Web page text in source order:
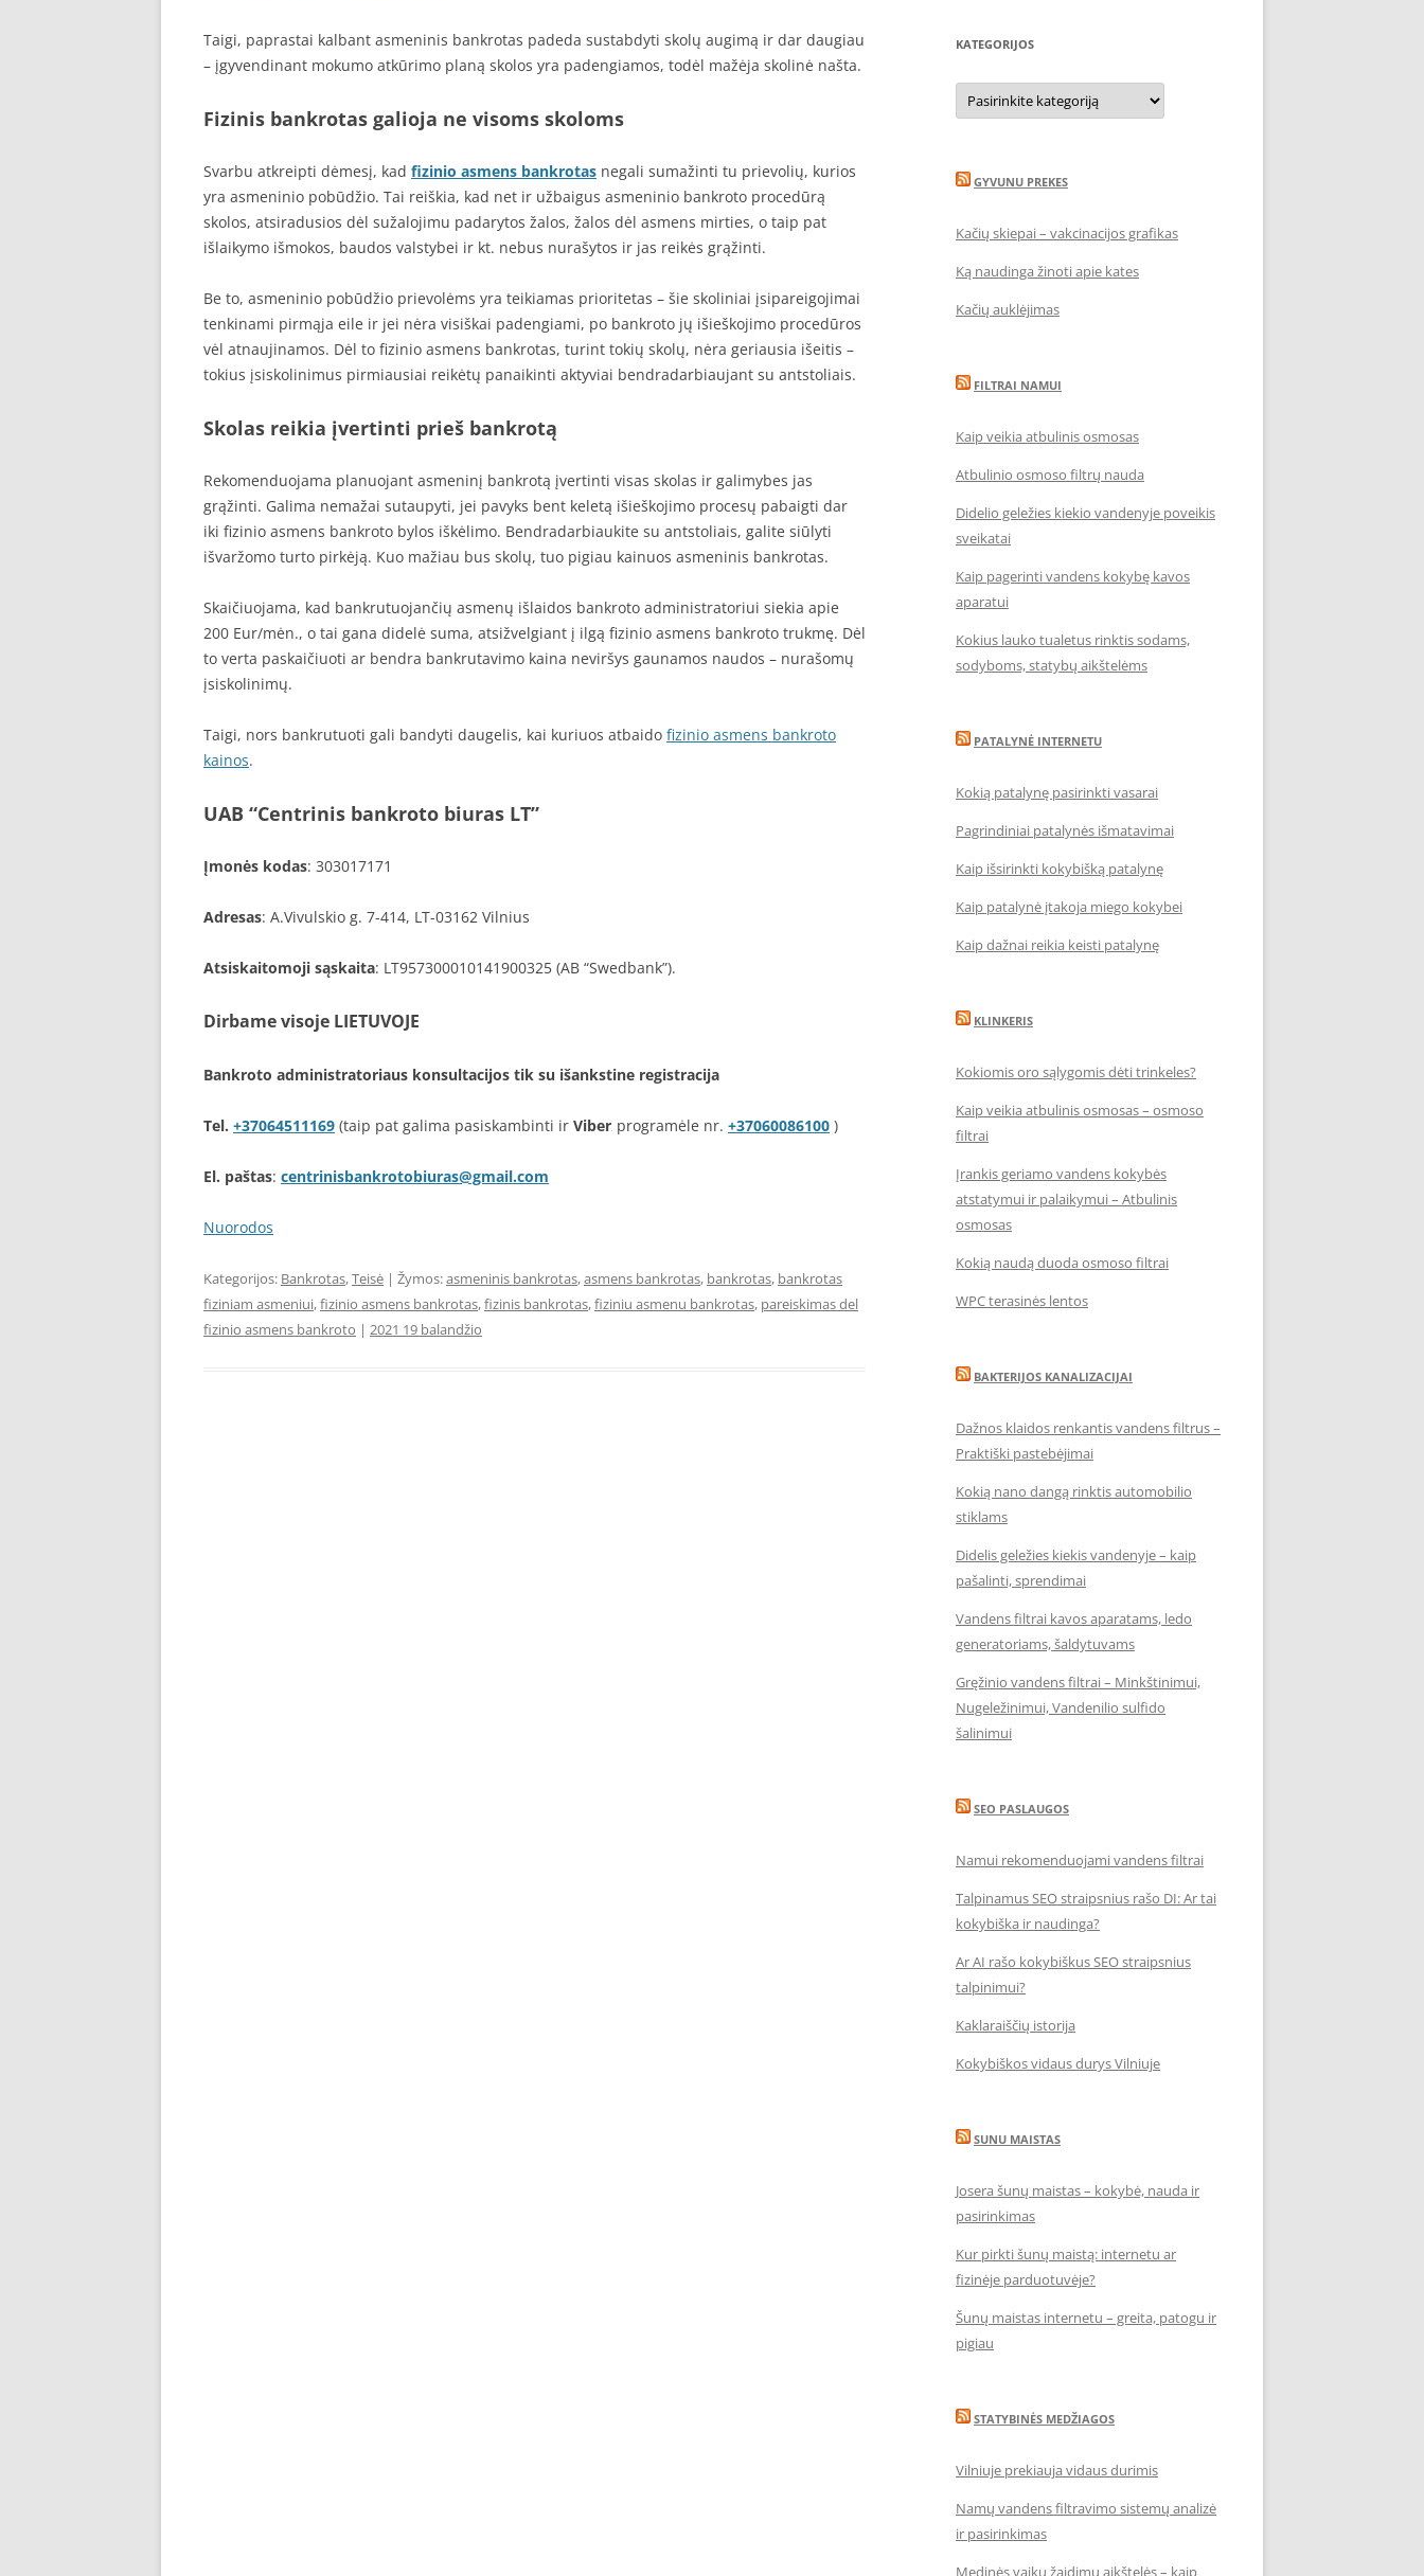
Taigi, paprastai kalbant asmeninis bankrotas padeda sustabdyti skolų augimą ir dar daugiau
– įgyvendinant mokumo atkūrimo planą skolos yra padengiamos, todėl mažėja skolinė našta.
Fizinis bankrotas galioja ne visoms skoloms
Svarbu atkreipti dėmesį, kad fizinio asmens bankrotas negali sumažinti tu prievolių, kurios
yra asmeninio pobūdžio. Tai reiškia, kad net ir užbaigus asmeninio bankroto procedūrą
skolos, atsiradusios dėl sužalojimu padarytos žalos, žalos dėl asmens mirties, o taip pat
išlaikymo išmokos, baudos valstybei ir kt. nebus nurašytos ir jas reikės grąžinti.
Be to, asmeninio pobūdžio prievolėms yra teikiamas prioritetas – šie skoliniai įsipareigojimai
tenkinami pirmąja eile ir jei nėra visiškai padengiami, po bankroto jų išieškojimo procedūros
vėl atnaujinamos. Dėl to fizinio asmens bankrotas, turint tokių skolų, nėra geriausia išeitis –
tokius įsiskolinimus pirmiausiai reikėtų panaikinti aktyviai bendradarbiaujant su antstoliais.
Skolas reikia įvertinti prieš bankrotą
Rekomenduojama planuojant asmeninį bankrotą įvertinti visas skolas ir galimybes jas
grąžinti. Galima nemažai sutaupyti, jei pavyks bent keletą išieškojimo procesų pabaigti dar
iki fizinio asmens bankroto bylos iškėlimo. Bendradarbiaukite su antstoliais, galite siūlyti
išvaržomo turto pirkėją. Kuo mažiau bus skolų, tuo pigiau kainuos asmeninis bankrotas.
Skaičiuojama, kad bankrutuojančių asmenų išlaidos bankroto administratoriui siekia apie
200 Eur/mėn., o tai gana didelė suma, atsižvelgiant į ilgą fizinio asmens bankroto trukmę. Dėl
to verta paskaičiuoti ar bendra bankrutavimo kaina neviršys gaunamos naudos – nurašomų
įsiskolinimų.
Taigi, nors bankrutuoti gali bandyti daugelis, kai kuriuos atbaido fizinio asmens bankroto
kainos.
UAB “Centrinis bankroto biuras LT”
Įmonės kodas: 303017171
Adresas: A.Vivulskio g. 7-414, LT-03162 Vilnius
Atsiskaitomoji sąskaita: LT957300010141900325 (AB “Swedbank”).
Dirbame visoje LIETUVOJE
Bankroto administratoriaus konsultacijos tik su išankstine registracija
Tel. +37064511169 (taip pat galima pasiskambinti ir Viber programėle nr. +37060086100 )
El. paštas: centrinisbankrotobiuras@gmail.com
Nuorodos
Kategorijos: Bankrotas,Teisė | Žymos:asmeninis bankrotas,asmens bankrotas, bankrotas, bankrotas
fiziniam asmeniui,fizinio asmens bankrotas,fizinis bankrotas,fiziniu asmenu bankrotas, pareiskimas del
fizinio asmens bankroto | 2021 19 balandžio
KATEGORIJOS
Kategorijos
GYVUNU PREKES
Kačių skiepai – vakcinacijos grafikas
Ką naudinga žinoti apie kates
Kačių auklėjimas
FILTRAI NAMUI
Kaip veikia atbulinis osmosas
Atbulinio osmoso filtrų nauda
Didelio geležies kiekio vandenyje poveikis
sveikatai
Kaip pagerinti vandens kokybę kavos
aparatui
Kokius lauko tualetus rinktis sodams,
sodyboms, statybų aikštelėms
PATALYNĖ INTERNETU
Kokią patalynę pasirinkti vasarai
Pagrindiniai patalynės išmatavimai
Kaip išsirinkti kokybišką patalynę
Kaip patalynė įtakoja miego kokybei
Kaip dažnai reikia keisti patalynę
KLINKERIS
Kokiomis oro sąlygomis dėti trinkeles?
Kaip veikia atbulinis osmosas – osmoso
filtrai
Įrankis geriamo vandens kokybės
atstatymui ir palaikymui – Atbulinis
osmosas
Kokią naudą duoda osmoso filtrai
WPC terasinės lentos
BAKTERIJOS KANALIZACIJAI
Dažnos klaidos renkantis vandens filtrus –
Praktiški pastebėjimai
Kokią nano dangą rinktis automobilio
stiklams
Didelis geležies kiekis vandenyje – kaip
pašalinti, sprendimai
Vandens filtrai kavos aparatams, ledo
generatoriams, šaldytuvams
Gręžinio vandens filtrai – Minkštinimui,
Nugeležinimui, Vandenilio sulfido
šalinimui
SEO PASLAUGOS
Namui rekomenduojami vandens filtrai
Talpinamus SEO straipsnius rašo DI: Ar tai
kokybiška ir naudinga?
Ar AI rašo kokybiškus SEO straipsnius
talpinimui?
Kaklaraiščių istorija
Kokybiškos vidaus durys Vilniuje
SUNU MAISTAS
Josera šunų maistas – kokybė, nauda ir
pasirinkimas
Kur pirkti šunų maistą: internetu ar
fizinėje parduotuvėje?
Šunų maistas internetu – greita, patogu ir
pigiau
STATYBINĖS MEDŽIAGOS
Vilniuje prekiauja vidaus durimis
Namų vandens filtravimo sistemų analizė
ir pasirinkimas
Medinės vaikų žaidimų aikštelės – kaip